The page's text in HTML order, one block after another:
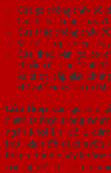
Cửa gỗ chống cháy 60
Cửa thép chống cháy
Cửa thép chống cháy
Và cửa Thép chống
Cửa thép vân gỗ có
chuẩn của cục Cảnh
và được cấp giấy
cháy để cung cấp ra thị
Cửa thép vân gỗ bao
hiểm là một trong
ngăn khói khi có 1
thời gian để di chuyển
thép chống cháy không
con người khi có cháy